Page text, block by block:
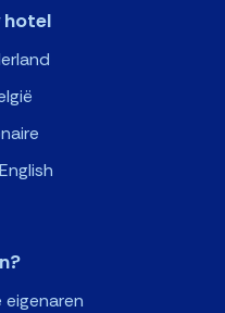
hotel